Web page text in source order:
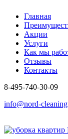
Главная
Акции
Услуги
Как мы
Отзывы
Контакты
8-495-740-30-09
info@nord-